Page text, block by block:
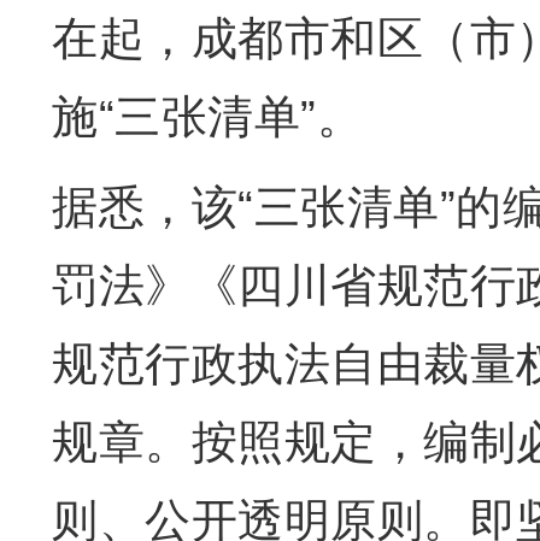
在起，成都市和区（市
施“三张清单”。
据悉，该“三张清单”的
罚法》《四川省规范行
规范行政执法自由裁量
规章。按照规定，编制
则、公开透明原则。即